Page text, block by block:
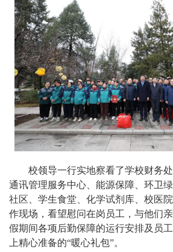
校领导一行实地察看了学校财务
通讯管理服务中心、能源保障、环卫
社区、学生食堂、化学试剂库、校医
作现场，看望慰问在岗员工，与他们
假期间各项后勤保障的运行安排及员
上精心准备的“暖心礼包”。